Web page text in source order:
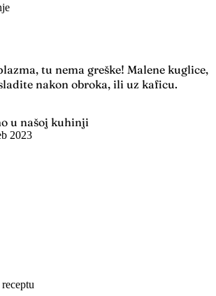
tu nema greške! Malene kuglice,
nakon obroka, ili uz kaficu.
u našoj kuhinji
2023